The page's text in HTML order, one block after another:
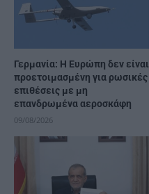
Γερμανία: Η Ευρώπη δεν είναι
προετοιμασμένη για ρωσικές
επιθέσεις με μη
επανδρωμένα αεροσκάφη
09/08/2026